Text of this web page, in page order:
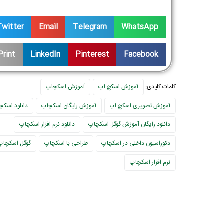
WhatsApp
Telegram
Email
Facebook
Pinterest
LinkedIn
کلمات کلیدی: آموزش اسکچ اپ
آموزش اسکچاپ
آموزش تصویری اسکچ اپ
آموزش رایگان اسکچاپ
دانلود
دانلود رایگان آموزش گوگل اسکچاپ
دانلود نرم افزار اسکچاپ
دکوراسیون داخلی در اسکچاپ
طراحی با اسکچاپ
گوگل
نرم افزار اسکچاپ